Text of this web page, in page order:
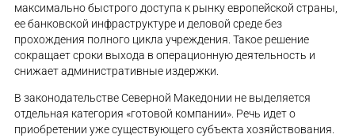
максимально быстрого доступа к рынку европейской страны,
ее банковской инфраструктуре и деловой среде без
прохождения полного цикла учреждения. Такое решение
сокращает сроки выхода в операционную деятельность и
снижает административные издержки.
В законодательстве Северной Македонии не выделяется
отдельная категория «готовой компании». Речь идет о
приобретении уже существующего субъекта хозяйствования.